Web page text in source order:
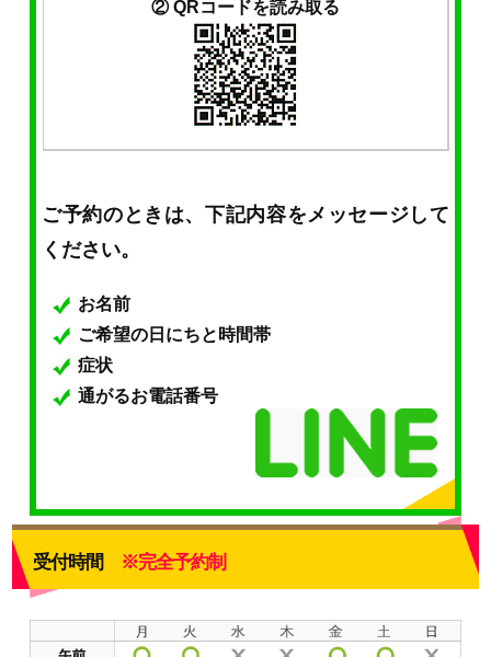
② QRコードを読み取る
ご予約のときは、下記内容をメッセージして
ください。
お名前
ご希望の日にちと時間帯
症状
通がるお電話番号
受付時間 ※完全予約制